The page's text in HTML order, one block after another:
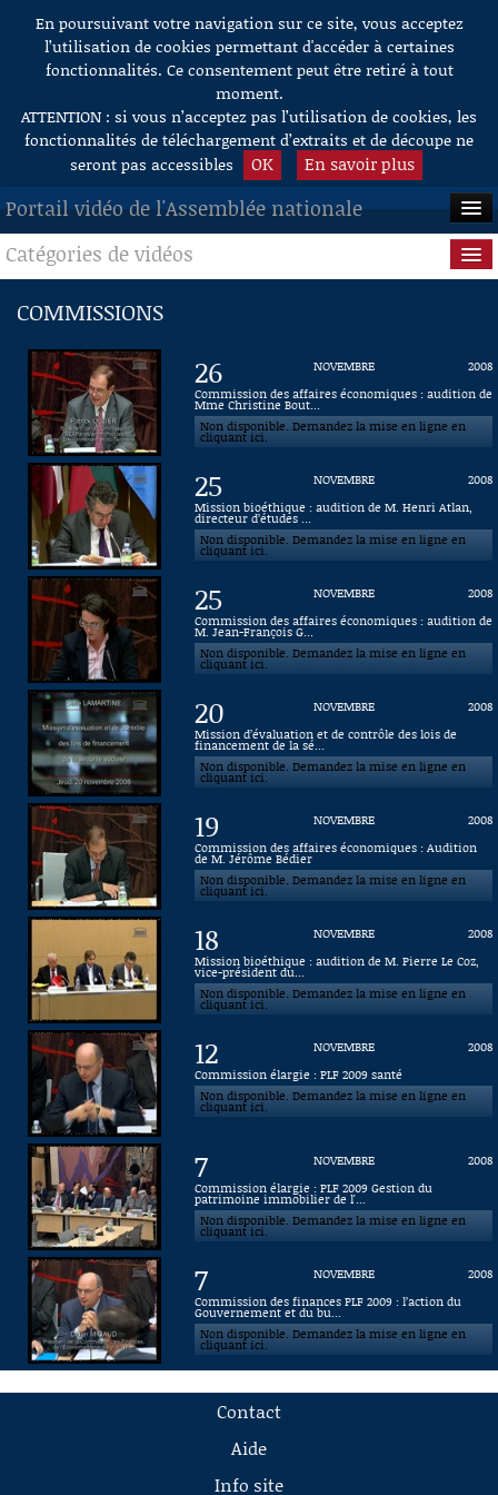
Aller au contenu
En poursuivant votre navigation sur ce site, vous acceptez
l’utilisation de cookies permettant d'accéder à certaines
fonctionnalités. Ce consentement peut être retiré à tout
moment.
ATTENTION : si vous n’acceptez pas l’utilisation de cookies, les
fonctionnalités de téléchargement d’extraits et de découpe ne
seront pas accessibles
OK En savoir plus
Portail vidéo de l'Assemblée nationale
ACCUEIL
EN DIRECT
À LA DEMANDE
RECHERCHE
AIDE À LA DÉCOUPE
DE VIDÉOS
Catégories de vidéos
Questions au Gouvernement
Commissions
Présidence
Évènements
Connaissance, Histoire
Autres
COMMISSIONS
26 NOVEMBRE
2008
Commission des affaires économiques : audition de
Mme Christine Bout...
Non disponible. Demandez la mise en ligne en
cliquant ici.
25 NOVEMBRE
2008
Mission bioéthique : audition de M. Henri Atlan,
directeur d’études ...
Non disponible. Demandez la mise en ligne en
cliquant ici.
25 NOVEMBRE
2008
Commission des affaires économiques : audition de
M. Jean-François G...
Non disponible. Demandez la mise en ligne en
cliquant ici.
20 NOVEMBRE
2008
Mission d’évaluation et de contrôle des lois de
financement de la sé...
Non disponible. Demandez la mise en ligne en
cliquant ici.
19 NOVEMBRE
2008
Commission des affaires économiques : Audition
de M. Jérôme Bédier
Non disponible. Demandez la mise en ligne en
cliquant ici.
18 NOVEMBRE
2008
Mission bioéthique : audition de M. Pierre Le Coz,
vice-président du...
Non disponible. Demandez la mise en ligne en
cliquant ici.
12 NOVEMBRE
2008
Commission élargie : PLF 2009 santé
Non disponible. Demandez la mise en ligne en
cliquant ici.
7 NOVEMBRE
2008
Commission élargie : PLF 2009 Gestion du
patrimoine immobilier de l'...
Non disponible. Demandez la mise en ligne en
cliquant ici.
7 NOVEMBRE
2008
Commission des finances PLF 2009 : l’action du
Gouvernement et du bu...
Non disponible. Demandez la mise en ligne en
cliquant ici.
Contact
Aide
Info site